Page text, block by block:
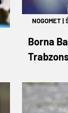
NOGOMET|
Borna